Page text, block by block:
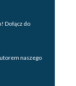
Dołącz do
naszego